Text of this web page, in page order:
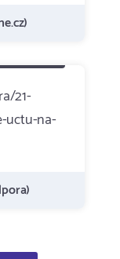
21-
uctu-na-